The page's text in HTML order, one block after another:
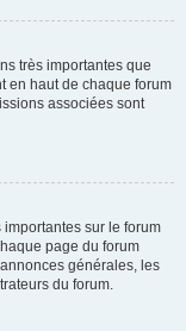
très importantes que
en haut de chaque forum
associées sont
sur le forum
page du forum
générales, les
du forum.